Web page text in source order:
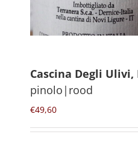
Mijn Account
Zoeken
Cascina Degli
pinolo|rood
€49,60